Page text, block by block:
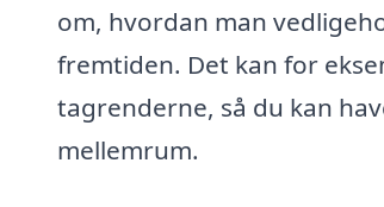
om, hvordan man
fremtiden. Det kan for
tagrenderne, så du kan
mellemrum.